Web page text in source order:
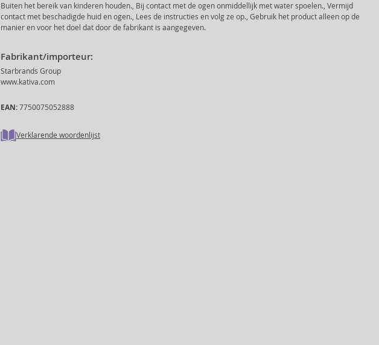
Buiten het bereik van kinderen houden., Bij contact met de ogen onmiddellijk met water spoelen., Vermijd
contact met beschadigde huid en ogen., Lees de instructies en volg ze op., Gebruik het product alleen op de
manier en voor het doel dat door de fabrikant is aangegeven.
Fabrikant/importeur:
Starbrands Group
www.kativa.com
EAN: 7750075052888
Verklarende woordenlijst